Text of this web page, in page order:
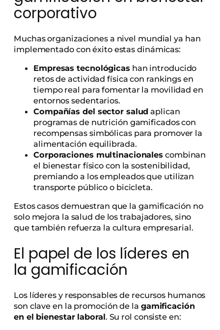
corporativo
Muchas organizaciones a nivel mundial ya han
implementado con éxito estas dinámicas:
Empresas tecnológicashan introducido
retos de actividad física con rankings en
tiempo real para fomentar la movilidad en
entornos sedentarios.
Compañías del sector salud aplican
programas de nutrición gamificados con
recompensas simbólicas para promover la
alimentación equilibrada.
Corporaciones multinacionales combinan
el bienestar físico con la sostenibilidad,
premiando a los empleados que utilizan
transporte público o bicicleta.
Estos casos demuestran que la gamificación no
solo mejora la salud de los trabajadores, sino
que también refuerza la cultura empresarial.
El papel de los líderes en
la gamificación
Los líderes y responsables de recursos humanos
son clave en la promoción de la gamificación
en el bienestar laboral. Su rol consiste en: